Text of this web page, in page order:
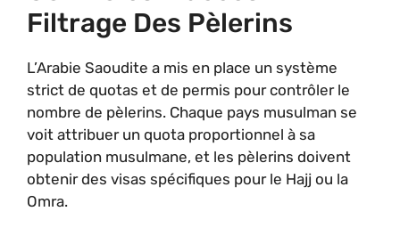
Filtrage Des Pèlerins
L’Arabie Saoudite a mis en place un système
strict de quotas et de permis pour contrôler le
nombre de pèlerins. Chaque pays musulman se
voit attribuer un quota proportionnel à sa
population musulmane, et les pèlerins doivent
obtenir des visas spécifiques pour le Hajj ou la
Omra.